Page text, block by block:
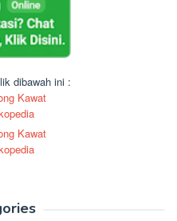
dibawah ini :